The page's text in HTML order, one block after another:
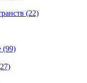
(22)
(99)